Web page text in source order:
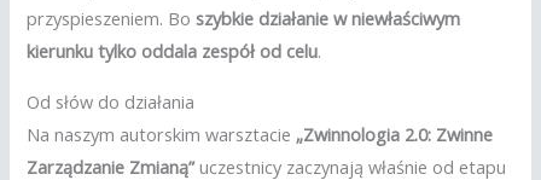
przyspieszeniem. Boszybkie działanie w niewłaściwym
kierunku tylko oddala zespół od celu.
Od słów do działania
Na naszym autorskim warsztacie „Zwinnologia 2.0: Zwinne
Zarządzanie Zmianą”uczestnicy zaczynają właśnie od etapu